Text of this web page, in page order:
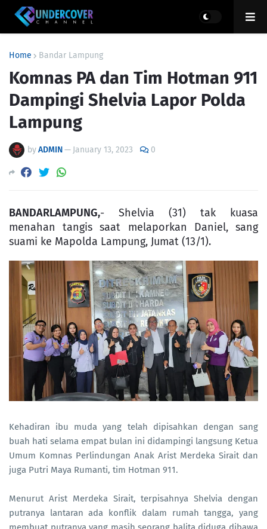
Home Bandar Lampung
Komnas PA dan Tim Hotman 911
Dampingi Shelvia Lapor Polda
Lampung
byADMIN— January 13, 2023 0
BANDARLAMPUNG,- Shelvia (31) tak kuasa
menahan tangis saat melaporkan Daniel, sang
suami ke Mapolda Lampung, Jumat (13/1).
Kehadiran ibu muda yang telah dipisahkan dengan sang
buah hati selama empat bulan ini didampingi langsung Ketua
Umum Komnas Perlindungan Anak Arist Merdeka Sirait dan
juga Putri Maya Rumanti, tim Hotman 911.
Menurut Arist Merdeka Sirait, terpisahnya Shelvia dengan
putranya lantaran ada konflik dalam rumah tangga, yang